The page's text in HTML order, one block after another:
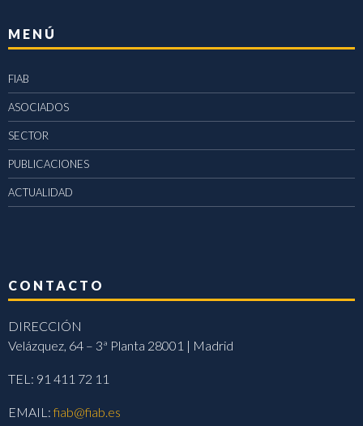
MENÚ
FIAB
ASOCIADOS
SECTOR
PUBLICACIONES
ACTUALIDAD
CONTACTO
DIRECCIÓN
Velázquez, 64 – 3ª Planta 28001 | Madrid
TEL: 91 411 72 11
EMAIL:fiab@fiab.es